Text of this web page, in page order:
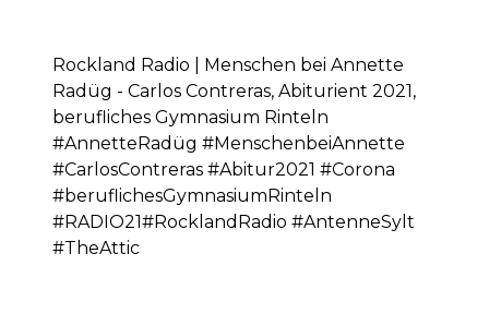
Rockland Radio | Menschen bei Annette
Radüg - Carlos Contreras, Abiturient 2021,
berufliches Gymnasium Rinteln
#AnnetteRadüg #MenschenbeiAnnette
#CarlosContreras #Abitur2021 #Corona
#beruflichesGymnasiumRinteln
#RADIO21#RocklandRadio #AntenneSylt
#TheAttic